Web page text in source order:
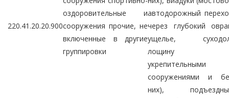
220.41.20.20.900
оздоровительные и
сооружения прочие, не
включенные в другие
группировки
автодорожный
через глубокий
ущелье,
лощину
укрепительными
сооружениями и
них),